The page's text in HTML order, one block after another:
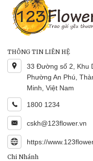
THÔNG TIN LIÊN HỆ
33 Đường số 2, Khu
Phường An Phú,
Minh, Việt Nam
1800 1234
cskh@123flower.vn
https://
Chi Nhánh